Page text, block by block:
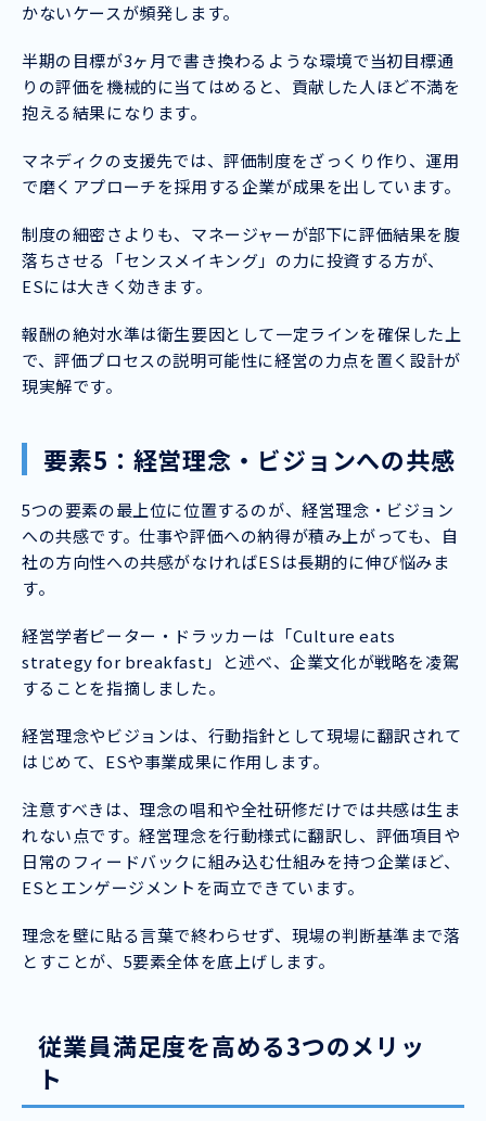
かないケースが頻発します。
半期の目標が3ヶ月で書き換わるような環境で当初目標通
りの評価を機械的に当てはめると、貢献した人ほど不満を
抱える結果になります。
マネディクの支援先では、評価制度をざっくり作り、運用
で磨くアプローチを採用する企業が成果を出しています。
制度の細密さよりも、マネージャーが部下に評価結果を腹
落ちさせる「センスメイキング」の力に投資する方が、
ESには大きく効きます。
報酬の絶対水準は衛生要因として一定ラインを確保した上
で、評価プロセスの説明可能性に経営の力点を置く設計が
現実解です。
要素5：経営理念・ビジョンへの共感
5つの要素の最上位に位置するのが、経営理念・ビジョン
への共感です。仕事や評価への納得が積み上がっても、自
社の方向性への共感がなければESは長期的に伸び悩みま
す。
経営学者ピーター・ドラッカーは「Culture eats
strategy for breakfast」と述べ、企業文化が戦略を凌駕
することを指摘しました。
経営理念やビジョンは、行動指針として現場に翻訳されて
はじめて、ESや事業成果に作用します。
注意すべきは、理念の唱和や全社研修だけでは共感は生ま
れない点です。経営理念を行動様式に翻訳し、評価項目や
日常のフィードバックに組み込む仕組みを持つ企業ほど、
ESとエンゲージメントを両立できています。
理念を壁に貼る言葉で終わらせず、現場の判断基準まで落
とすことが、5要素全体を底上げします。
従業員満足度を高める3つのメリッ
ト